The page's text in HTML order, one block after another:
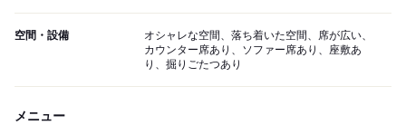
空間・設備
オシャレな空間、落ち着いた空間、席が広い、
カウンター席あり、ソファー席あり、座敷あ
り、掘りごたつあり
メニュー